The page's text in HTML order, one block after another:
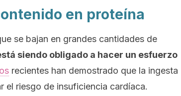
en proteína
se bajan en grandes cantidades de
siendo obligado a hacer un esfuerzo
recientes han demostrado que la ingesta
el riesgo de insuficiencia cardíaca.